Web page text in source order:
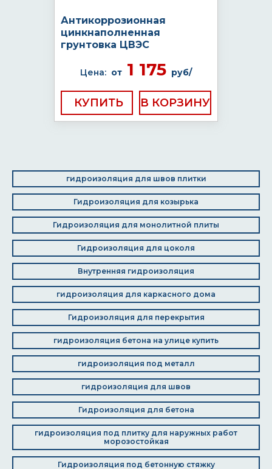
Антикоррозионная
цинкнаполненная
грунтовка ЦВЭС
Цена: от 1 175 руб/
КУПИТЬ
гидроизоляция для швов плитки
Гидроизоляция для козырька
Гидроизоляция для монолитной плиты
Гидроизоляция для цоколя
Внутренняя гидроизоляция
гидроизоляция для каркасного дома
Гидроизоляция для перекрытия
гидроизоляция бетона на улице купить
гидроизоляция под металл
гидроизоляция для швов
Гидроизоляция для бетона
гидроизоляция под плитку для наружных работ
морозостойкая
Гидроизоляция под бетонную стяжку